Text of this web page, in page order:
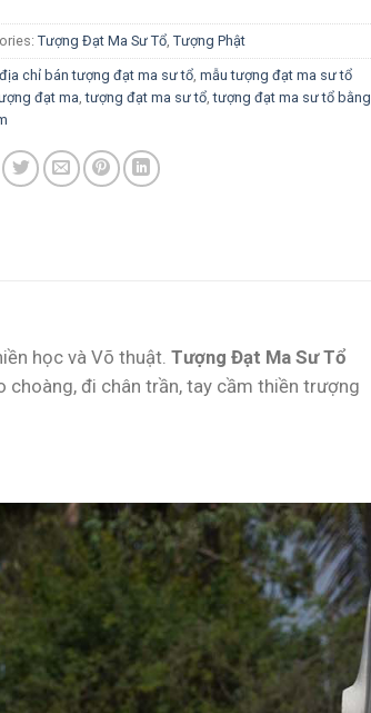
Tượng Đạt Ma Sư Tổ, Tượng Phật
địa chỉ bán tượng đạt ma sư tổ, mẫu tượng đạt ma sư tổ
đạt ma ,tượng đạt ma sư tổ,tượng đạt ma sư tổ bằng
học và Võ thuật. Tượng Đạt Ma Sư Tổ
choàng, đi chân trần, tay cầm thiền trượng